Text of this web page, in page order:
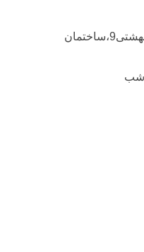
گیلان ، لاهیجان ، شیشه گران،بهشتی9،ساختمان